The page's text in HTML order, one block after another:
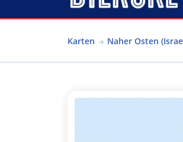
Karten Naher Osten